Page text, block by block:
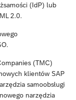
(IdP) lub
2.0.
(TMC)
klientów SAP
samoobsługi
narzędzia